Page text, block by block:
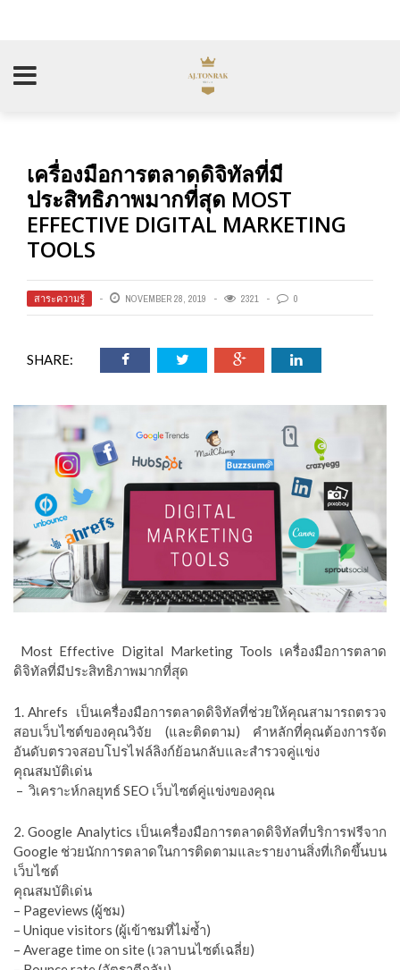
เครื่องมือการตลาดดิจิทัลที่มี
ประสิทธิภาพมากที่สุด MOST
EFFECTIVE DIGITAL MARKETING
TOOLS
สาระความรู้ NOVEMBER 28, 2019 2321 0
SHARE:
Most Effective Digital Marketing Tools เครื่องมือการตลาด
ดิจิทัลที่มีประสิทธิภาพมากที่สุด
1. Ahrefs เป็นเครื่องมือการตลาดดิจิทัลที่ช่วยให้คุณสามารถตรวจ
สอบเว็บไซต์ของคุณวิจัย (และติดตาม) คำหลักที่คุณต้องการจัด
อันดับตรวจสอบโปรไฟล์ลิงก์ย้อนกลับและสำรวจคู่แข่ง
คุณสมบัติเด่น
– วิเคราะห์กลยุทธ์ SEO เว็บไซต์คู่แข่งของคุณ
2. Google Analytics เป็นเครื่องมือการตลาดดิจิทัลที่บริการฟรีจาก
Google ช่วยนักการตลาดในการติดตามและรายงานสิ่งที่เกิดขึ้นบน
เว็บไซต์
คุณสมบัติเด่น
– Pageviews (ผู้ชม)
– Unique visitors (ผู้เข้าชมที่ไม่ซ้ำ)
– Average time on site (เวลาบนไซต์เฉลี่ย)